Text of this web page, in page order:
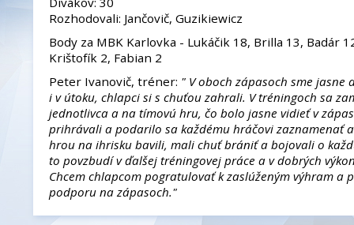
Rozhodovali: Jančovič, Guzikiewicz
Body za MBK Karlovka - Lukáčik 18, Brilla 13, Badár
Krištofík 2, Fabian 2
Peter Ivanovič, tréner: " V oboch zápasoch sme
i v útoku, chlapci si s chuťou zahrali. V tréningoch sa
jednotlivca a na tímovú hru, čo bolo jasne vidieť v
prihrávali a podarilo sa každému hráčovi zaznamenať
hrou na ihrisku bavili, mali chuť brániť a bojovali o
to povzbudí v ďalšej tréningovej práce a v dobrých
Chcem chlapcom pogratulovať k zaslúženým výhram a
podporu na zápasoch."